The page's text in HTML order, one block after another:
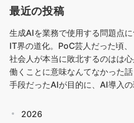
最近の投稿
生成AIを業務で使用する問題点
IT界の道化。PoC芸人だった頃、
社会人が本当に敗北するのはは
働くことに意味なんてなかった話
手段だったAIが目的に、AI導入
2026